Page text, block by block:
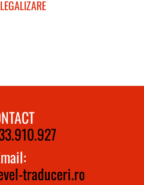
traduceri.ro